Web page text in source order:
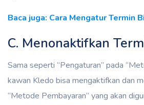
Baca juga: Cara Mengatur Termin
C. Menonaktifkan
Sama seperti “Pengaturan” pada
kawan Kledo bisa mengaktifkan dan
“Metode Pembayaran” yang akan